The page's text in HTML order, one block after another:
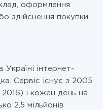
оформлення
здійснення покупки.
інтернет-
Сервіс існує з 2005
і кожен день на
2,5 мільйонів